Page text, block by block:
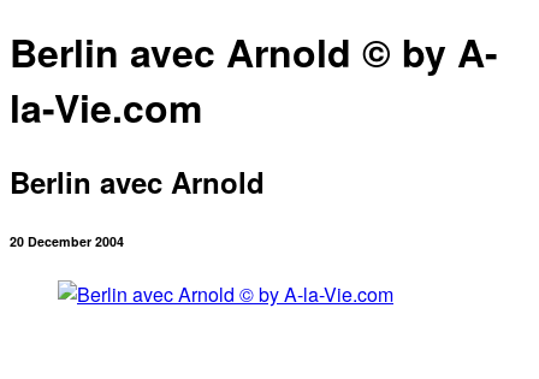
Berlin avec Arnold © by A-
la-Vie.com
Berlin avec Arnold
20 December 2004